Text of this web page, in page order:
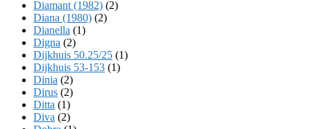
Diamant (1982) (2)
Diana (1980) (2)
Dianella (1)
Digna (2)
Dijkhuis 50.25/25 (1)
Dijkhuis 53-153 (1)
Dinia (2)
Dirus (2)
Ditta (1)
Diva (2)